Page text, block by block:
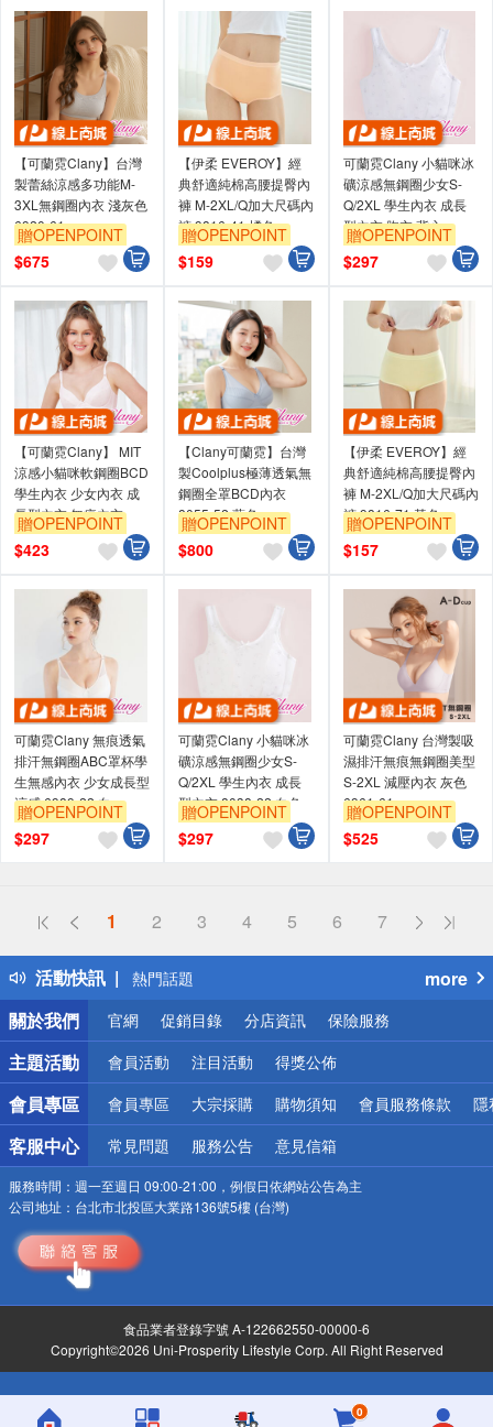
【可蘭霓Clany】台灣
製蕾絲涼感多功能M-
3XL無鋼圈內衣 淺灰色
6920-61
贈OPENPOINT
訂單滿699享95折
$675
【伊柔 EVEROY】經
典舒適純棉高腰提臀內
褲 M-2XL/Q加大尺碼內
褲 9816-41 橘色
贈OPENPOINT
訂單滿699享95折
$159
可蘭霓Clany 小貓咪冰
礦涼感無鋼圈少女S-
Q/2XL 學生內衣 成長
型內衣 胸衣 背心
8038-61 雲朵灰
贈OPENPOINT
訂單滿699享95折
$297
【可蘭霓Clany】 MIT
涼感小貓咪軟鋼圈BCD
學生內衣 少女內衣 成
長型內衣 無痕內衣
8050-31 粉色
贈OPENPOINT
訂單滿699享95折
$423
【Clany可蘭霓】台灣
製Coolplus極薄透氣無
鋼圈全罩BCD內衣
8055-52 藍色
贈OPENPOINT
訂單滿699享95折
$800
【伊柔 EVEROY】經
典舒適純棉高腰提臀內
褲 M-2XL/Q加大尺碼內
褲 9816-71 黃色
贈OPENPOINT
訂單滿699享95折
$157
可蘭霓Clany 無痕透氣
排汗無鋼圈ABC罩杯學
生無感內衣 少女成長型
涼感 6989-22 白
贈OPENPOINT
訂單滿699享95折
$297
可蘭霓Clany 小貓咪冰
礦涼感無鋼圈少女S-
Q/2XL 學生內衣 成長
型內衣 8038-22 白色
胸衣 背心
贈OPENPOINT
訂單滿699享95折
$297
可蘭霓Clany 台灣製吸
濕排汗無痕無鋼圈美型
S-2XL 減壓內衣 灰色
6961-61
贈OPENPOINT
訂單滿699享95折
$525
1 2 3 4 5 6 7
活動快訊
詐騙網頁！請小心！
得獎公告
熱門話題
銀行優惠
偏遠地區配送
詐騙網頁！請小心！
more
關於我們
官網 促銷目錄 分店資訊 保險服務
主題活動 會員活動 注目活動 得獎公佈
會員專區 會員專區 大宗採購 購物須知 會員服務條款 隱
客服中心 常見問題 服務公告 意見信箱
服務時間： 週一至週日 09:00-21:00，例假日依網站公告為主
公司地址： 台北市北投區大業路136號5樓 (台灣)
食品業者登錄字號 A-122662550-00000-6
Copyright©2026 Uni-Prosperity Lifestyle Corp. All Right Reserved
0